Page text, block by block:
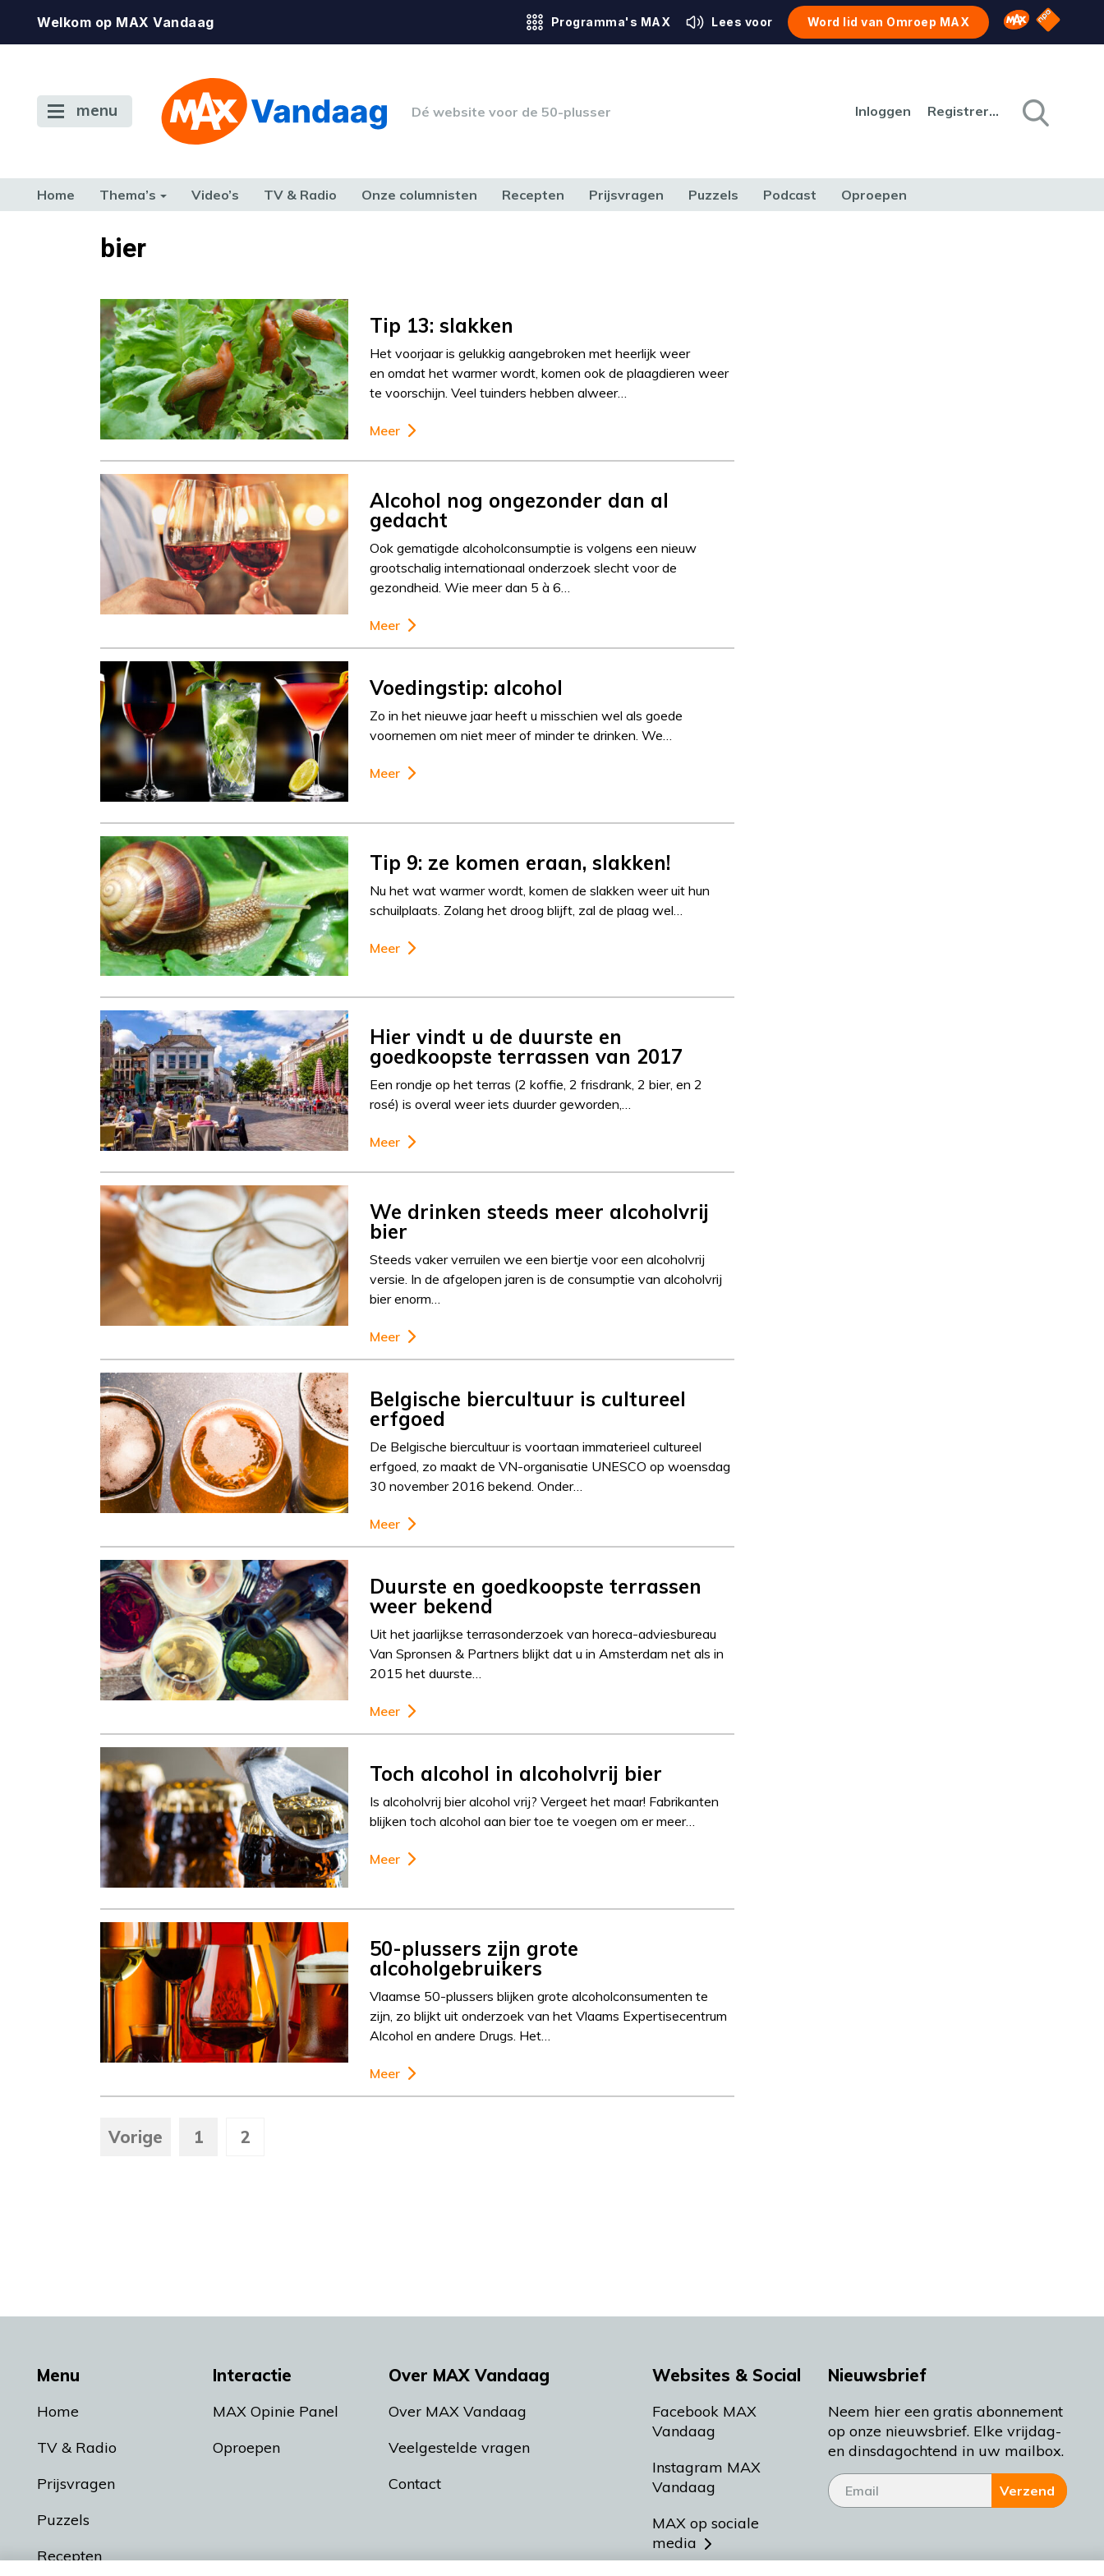
Welkom op MAX Vandaag Programma's MAX Lees voor Word lid van Omroep MAX Omroep MAX
NPO
menu Dé website voor de 50-plusser Inloggen Registreren
Home Thema’s Video’s TV & Radio Onze columnisten Recepten Prijsvragen Puzzels Podcast Oproepen
TERUG NAAR TOEN
bier
Tip 13: slakken
Het voorjaar is gelukkig aangebroken met heerlijk weer
en omdat het warmer wordt, komen ook de plaagdieren weer
te voorschijn. Veel tuinders hebben alweer…
Meer
Alcohol nog ongezonder dan al
gedacht
Ook gematigde alcoholconsumptie is volgens een nieuw
grootschalig internationaal onderzoek slecht voor de
gezondheid. Wie meer dan 5 à 6…
Meer
Voedingstip: alcohol
Zo in het nieuwe jaar heeft u misschien wel als goede
voornemen om niet meer of minder te drinken. We…
Meer
Tip 9: ze komen eraan, slakken!
Nu het wat warmer wordt, komen de slakken weer uit hun
schuilplaats. Zolang het droog blijft, zal de plaag wel…
Meer
Hier vindt u de duurste en
goedkoopste terrassen van 2017
Een rondje op het terras (2 koffie, 2 frisdrank, 2 bier, en 2
rosé) is overal weer iets duurder geworden,…
Meer
We drinken steeds meer alcoholvrij
bier
Steeds vaker verruilen we een biertje voor een alcoholvrij
versie. In de afgelopen jaren is de consumptie van alcoholvrij
bier enorm…
Meer
Belgische biercultuur is cultureel
erfgoed
De Belgische biercultuur is voortaan immaterieel cultureel
erfgoed, zo maakt de VN-organisatie UNESCO op woensdag
30 november 2016 bekend. Onder…
Meer
Duurste en goedkoopste terrassen
weer bekend
Uit het jaarlijkse terrasonderzoek van horeca-adviesbureau
Van Spronsen & Partners blijkt dat u in Amsterdam net als in
2015 het duurste…
Meer
Toch alcohol in alcoholvrij bier
Is alcoholvrij bier alcohol vrij? Vergeet het maar! Fabrikanten
blijken toch alcohol aan bier toe te voegen om er meer…
Meer
50-plussers zijn grote
alcoholgebruikers
Vlaamse 50-plussers blijken grote alcoholconsumenten te
zijn, zo blijkt uit onderzoek van het Vlaams Expertisecentrum
Alcohol en andere Drugs. Het…
Meer
Vorige 1 2
Menu
Home
TV & Radio
Prijsvragen
Puzzels
Recepten
Interactie
MAX Opinie Panel
Oproepen
Over MAX Vandaag
Over MAX Vandaag
Veelgestelde vragen
Contact
Websites & Social
Facebook MAX
Vandaag
Instagram MAX
Vandaag
MAX op sociale
media
Nieuwsbrief
Neem hier een gratis abonnement
op onze nieuwsbrief. Elke vrijdag-
en dinsdagochtend in uw mailbox.
Verzend